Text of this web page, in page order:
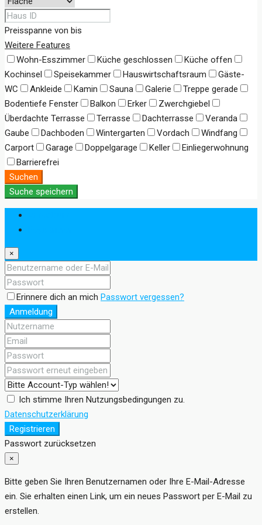
Preisspanne von bis
Weitere Features
Wohn-Esszimmer
Küche geschlossen
Küche offen
Kochinsel
Speisekammer Hauswirtschaftsraum
Gäste-
WC
Ankleide Kamin Sauna Galerie
Treppe gerade
Bodentiefe Fenster
Balkon Erker
Zwerchgiebel
Überdachte Terrasse
Terrasse Dachterrasse
Veranda
Gaube
Dachboden Wintergarten Vordach
Windfang
Carport
Garage Doppelgarage Keller
Einliegerwohnung
Barrierefrei
Suchen
Suche speichern
×
Erinnere dich an mich Passwort vergessen?
Anmeldung
Ich stimme Ihren Nutzungsbedingungen zu.
Datenschutzerklärung
Registrieren
Passwort zurücksetzen
×
Bitte geben Sie Ihren Benutzernamen oder Ihre E-Mail-Adresse
ein. Sie erhalten einen Link, um ein neues Passwort per E-Mail zu
erstellen.